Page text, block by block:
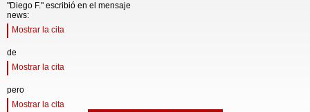
"Diego F." escribió en el mensaje
news:
Mostrar la cita
de
Mostrar la cita
pero
Mostrar la cita